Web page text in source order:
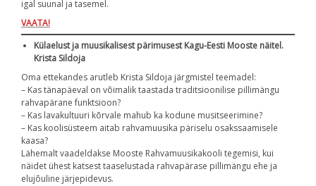
igal suunal ja tasemel.
VAATA!
Külaelust ja muusikalisest pärimusest Kagu-Eesti Mooste näitel.
Krista Sildoja
Oma ettekandes arutleb Krista Sildoja järgmistel teemadel:
– Kas tänapäeval on võimalik taastada traditsioonilise pillimängu
rahvapärane funktsioon?
– Kas lavakultuuri kõrvale mahub ka kodune musitseerimine?
– Kas koolisüsteem aitab rahvamuusika päriselu osakssaamisele
kaasa?
Lähemalt vaadeldakse Mooste Rahvamuusikakooli tegemisi, kui
näidet ühest katsest taaselustada rahvapärase pillimängu ehe ja
elujõuline järjepidevus.